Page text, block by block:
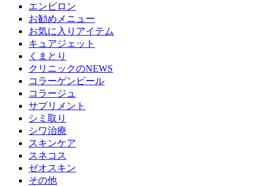
エンビロン
お勧めメニュー
お気に入りアイテム
キュアジェット
くまとり
クリニックのNEWS
コラーゲンピール
コラージュ
サプリメント
シミ取り
シワ治療
スキンケア
スネコス
ゼオスキン
その他